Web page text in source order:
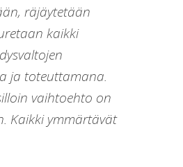
räjäytetään
kaikki
ja toteuttamana.
vaihtoehto on
Kaikki ymmärtävät